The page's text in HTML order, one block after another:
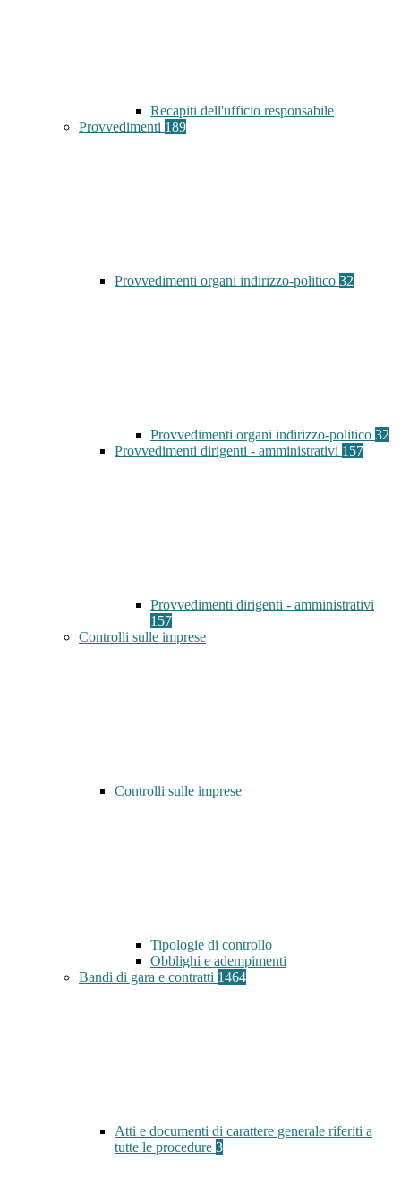
Recapiti dell'ufficio responsabile
Provvedimenti 189
Provvedimenti organi indirizzo-politico 32
Provvedimenti organi indirizzo-politico 32
Provvedimenti dirigenti - amministrativi 157
Provvedimenti dirigenti - amministrativi
157
Controlli sulle imprese
Controlli sulle imprese
Tipologie di controllo
Obblighi e adempimenti
Bandi di gara e contratti 1464
Atti e documenti di carattere generale riferiti a
tutte le procedure 3